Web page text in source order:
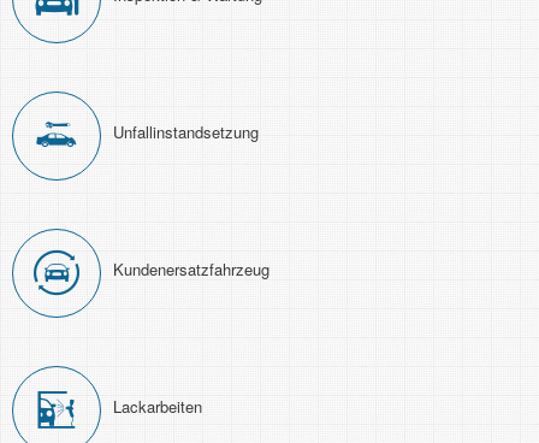
Unfall­instand­setzung
Kunden­ersatz­fahrzeug
Lackarbeiten